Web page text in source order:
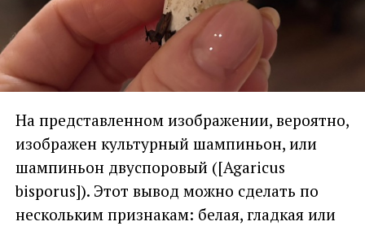
На представленном изображении, вероятно,
изображен культурный шампиньон, или
шампиньон двуспоровый ([Agaricus
bisporus]). Этот вывод можно сделать по
нескольким признакам: белая, гладкая или